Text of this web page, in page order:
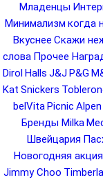
Младенцы
Минимализм когда
Вкуснее Скажи
слова Прочее
Dirol Halls J&J P&G
Kat Snickers
belVita Picnic
Бренды Milka
Швейцария
Новогодняя акция
Jimmy Choo